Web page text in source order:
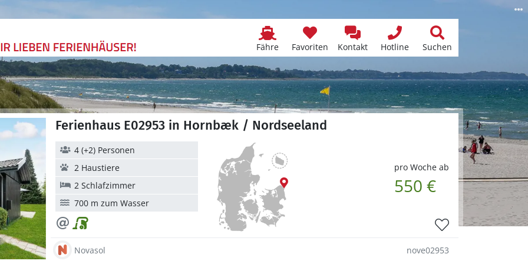
Fähre Favoriten Kontakt Hotline Suchen
Ferienhaus E02953 in Hornbæk / Nordseeland
pro Woche ab
550 €
4 (+2) Personen
2 Haustiere
2 Schlafzimmer
700 m zum Wasser
Novasol nove02953